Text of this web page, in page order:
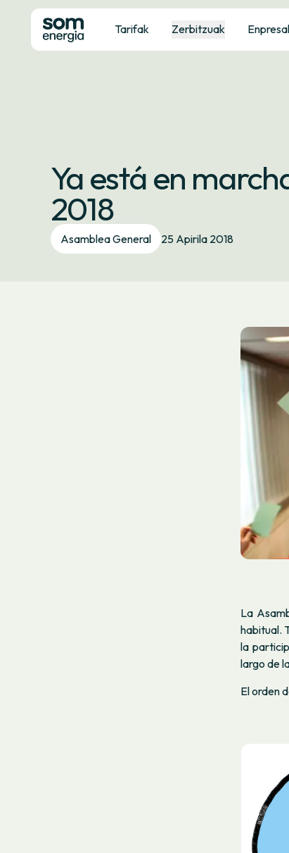
Tarifak Zerbitzuak
Ya está en
2018
Asamblea General 25 Apirila 2018
La
habitual.
la
largo de
El orden